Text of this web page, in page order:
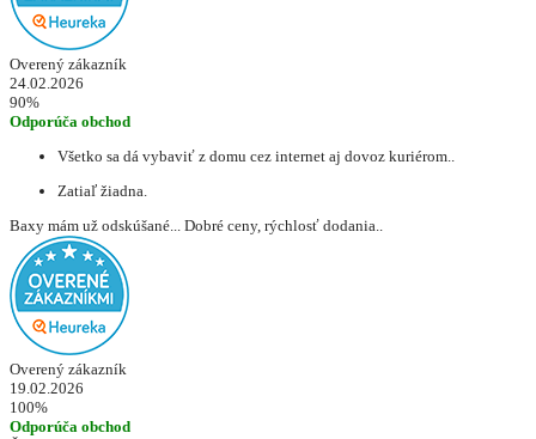
Overený zákazník
24.02.2026
90%
Odporúča obchod
Všetko sa dá vybaviť z domu cez internet aj dovoz kuriérom..
Zatiaľ žiadna.
Baxy mám už odskúšané... Dobré ceny, rýchlosť dodania..
Overený zákazník
19.02.2026
100%
Odporúča obchod